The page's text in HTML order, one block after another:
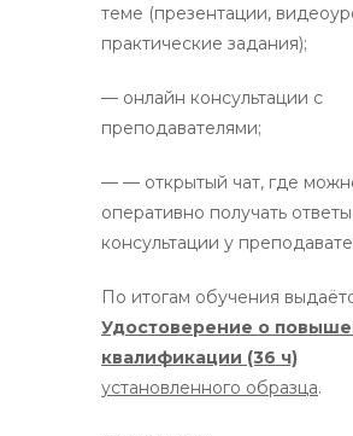
теме (презентации,
практические задания);
— онлайн консультации с
преподавателями;
— — открытый чат, где
оперативно получать
консультации у
По итогам обучения
Удостоверение о
квалификации (36 ч)
установленного образца.